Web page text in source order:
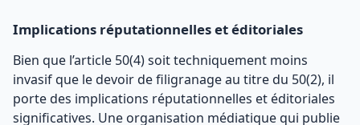
Implications réputationnelles et éditoriales
Bien que l’article 50(4) soit techniquement moins
invasif que le devoir de filigranage au titre du 50(2), il
porte des implications réputationnelles et éditoriales
significatives. Une organisation médiatique qui publie